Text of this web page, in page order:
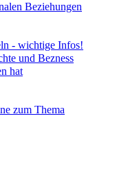
Beziehungen
- wichtige Infos!
und Bezness
hat
zum Thema